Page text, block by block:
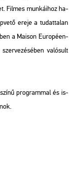
Fil­mes mun­ká­i­hoz ha­
ereje a tu­dat­ta­lan
a Ma­i­son Eu­ro­pé­en­
va­ló­sult
prog­ram­mal és is­